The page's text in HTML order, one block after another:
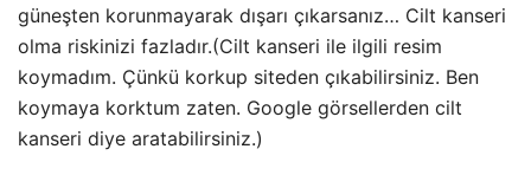
güneşten korunmayarak dışarı çıkarsanız… Cilt kanseri
olma riskinizi fazladır.(Cilt kanseri ile ilgili resim
koymadım. Çünkü korkup siteden çıkabilirsiniz. Ben
koymaya korktum zaten. Google görsellerden cilt
kanseri diye aratabilirsiniz.)